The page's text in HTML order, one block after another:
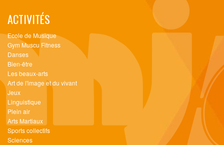
ACTIVITÉS
Ecole de Musique
Gym Muscu Fitness
Danses
Bien-être
Les beaux-arts
Art de l'image et du vivant
Jeux
Linguistique
Plein air
Arts Martiaux
Sports collectifs
Sciences